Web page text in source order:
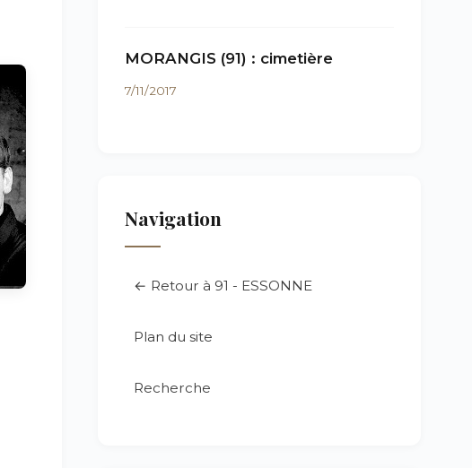
MORANGIS (91) : cimetière
7/11/2017
Navigation
← Retour à 91 - ESSONNE
Plan du site
Recherche